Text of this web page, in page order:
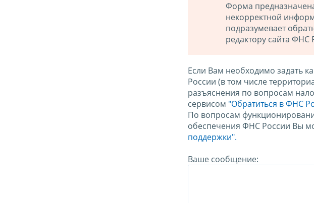
Форма
некорректной
подразумевает
редактору сайта ФНС
Если Вам необходимо задать
России (в том числе
разъяснения по вопросам
сервисом "Обратиться в ФНС
По вопросам
обеспечения ФНС России Вы
поддержки".
Ваше сообщение: